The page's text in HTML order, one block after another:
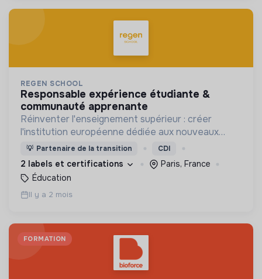
REGEN SCHOOL
responsable expérience étudiante &
communauté apprenante
Réinventer l'enseignement supérieur : créer
l'institution européenne dédiée aux nouveaux
modèles économiques et à la formation des
décideurs éclairés du 21ème siècle.
💡 Partenaire de la transition CDI
2 labels et certifications
Paris, France
Éducation
Il y a 2 mois
FORMATION